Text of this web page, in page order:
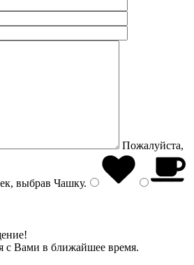
Пожалуйста,
выбрав Чашку.
с Вами в ближайшее время.